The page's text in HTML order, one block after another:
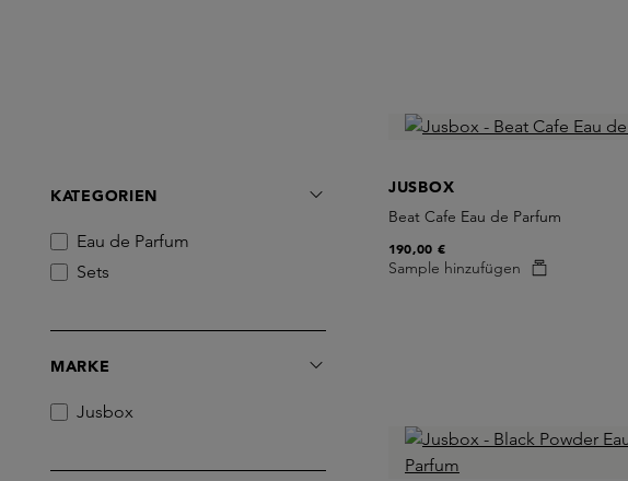
KATEGORIEN
Eau de Parfum
Sets
MARKE
Jusbox
JUSBOX
Beat Cafe Eau de Parfum
Sample hinzufügen
190,00 €